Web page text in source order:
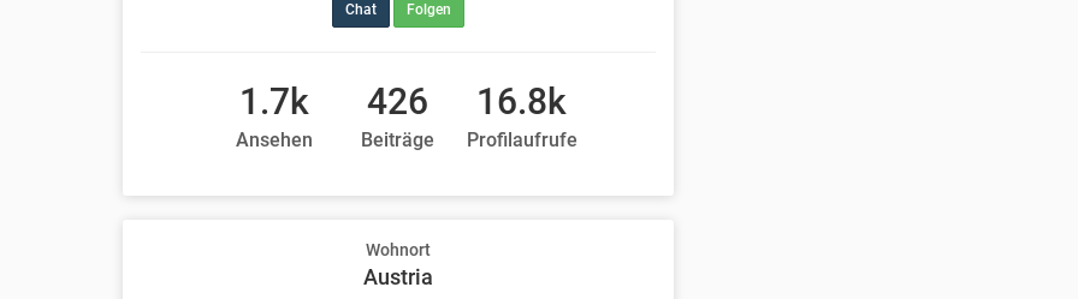
Chat Folgen
1.7k
Ansehen
426
Beiträge
16.8k
Profilaufrufe
Wohnort
Austria